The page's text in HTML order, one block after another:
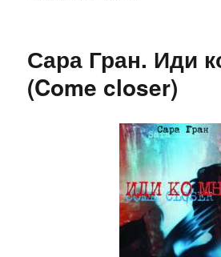
Сара Гран. Иди
(Come closer)